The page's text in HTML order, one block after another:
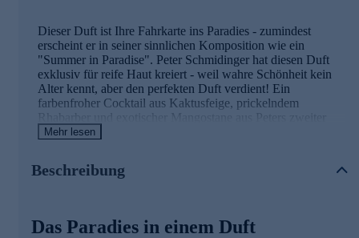
Dieser Duft ist Ihre Fahrkarte ins Paradies - zumindest
erscheint er in seiner sinnlichen Komposition wie ein
"Summer in Paradise". Peter Schmidinger hat diesen Duft
exklusiv für reife Haut kreiert - weil wahre Schönheit kein
Alter kennt, aber den perfekten Duft verdient! Ein
farbenfroher Cocktail aus Kaktusfeige, prickelndem
Rhabarber und exotischer Mangostane aus Peters zweiter
Heimat zieht jede Nase in seinen Bann. Strahlender Ylang-
möchte. Ein ambrierter Fond aus Moschus und Zedernholz
alle Sinne.
Mehr lesen
Beschreibung
Das Paradies in einem Duft